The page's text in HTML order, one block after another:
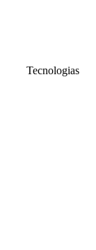
Tecnologias